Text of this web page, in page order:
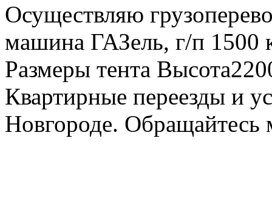
Осуществляю
машина ГАЗель, г/п 1500
Размеры тента
Квартирные переезды и
Новгороде.